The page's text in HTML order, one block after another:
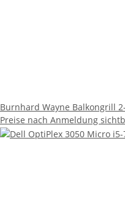
Burnhard Wayne Balkongrill
Preise nach Anmeldung